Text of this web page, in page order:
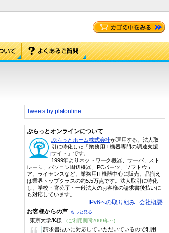
Tweets by platonline
ぷらっとオンラインについて
ぷらっとホーム株式会社が運用する、法人取
引に特化した「業務用IT機器専門の調達支援
サイト」です。
1999年よりネットワーク機器、サーバ、スト
レージ、パソコン周辺機器、PCパーツ、ソフトウェ
ア、ライセンスなど、業務用IT機器中心に販売。品揃え
は業界トップクラスの約5.5万点です。法人取引に特化
し、学校・官公庁・一般法人のお客様の請求書後払いに
も対応しています。
IPv6への取り組み 会社概要
お客様からの声 もっと見る
東京大学/K様 (ご利用期間2009年～)
請求書払いに対応していただいているので利用